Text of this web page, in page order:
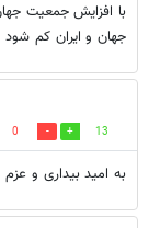
با افزایش جمعیت
جهان و ایران کم شود
13
0
به امید بیداری و